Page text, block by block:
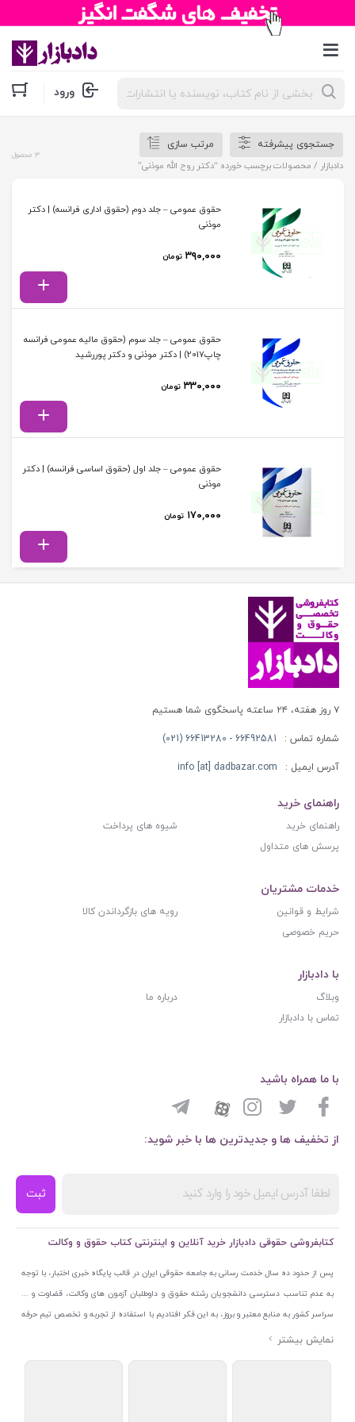
جستجوی
محصولات ورود
جستجوی پیشرفته
مرتب سازی
دادبازار / محصولات برچسب خورده “دکتر روح الله موذنی”
3 محصول
حقوق عمومی – جلد دوم (حقوق اداری فرانسه) | دکتر
موذنی
۳۹۰,۰۰۰ تومان
حقوق عمومی – جلد سوم (حقوق مالیه عمومی فرانسه
چاپ2017) | دکتر موذنی و دکتر پوررشید
۳۳۰,۰۰۰ تومان
حقوق عمومی – جلد اول (حقوق اساسی فرانسه) | دکتر
موذنی
۱۷۰,۰۰۰ تومان
۷ روز هفته، ۲۴ ساعته پاسخگوی شما هستیم
شماره تماس : 66492581 - 66413280 (021)
آدرس ایمیل : info [at] dadbazar.com
راهنمای خرید
راهنمای خرید
شیوه های پرداخت
پرسش های متداول
خدمات مشتریان
شرایط و قوانین
رویه های بازگرداندن کالا
حریم خصوصی
با دادبازار
وبلاگ
درباره ما
تماس با دادبازار
از تخفیف ها و جدیدترین ها با خبر شوید:
ثبت
با ما همراه باشید
کتابفروشی حقوقی دادبازار خرید آنلاین و اینترنتی کتاب حقوق و وکالت
پس از حدود ده سال خدمت رسانی به جامعه حقوقی ایران در قالب پایگاه خبری اختبار، با توجه
به عدم تناسب دسترسی دانشجویان رشته حقوق و داوطلبان آزمون های وکالت، قضاوت و ...
سراسر کشور به منابع معتبر و بروز، به این فکر افتادیم با استفاده از تجربه و تخصص تیم حرفه
ای اختبار خدمتی جدید به جامعه حقوقی ایران ارائه کنیم. به این منظور با راه اندازی و تجهیز